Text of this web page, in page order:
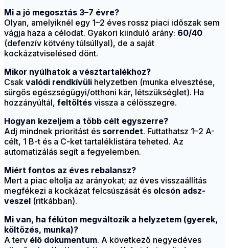
Mi a jó megosztás 3–7 évre?
Olyan, amelyiknél egy 1–2 éves rossz piaci időszak sem
vágja haza a célodat. Gyakori kiinduló arány: 60/40
(defenzív kötvény túlsúllyal), de a saját
kockázatviselésed dönt.
Mikor nyúlhatok a vésztartalékhoz?
Csak valódi rendkívüli helyzetben (munka elvesztése,
sürgős egészségügyi/otthoni kár, létszükséglet). Ha
hozzányúltál, feltöltés vissza a célösszegre.
Hogyan kezeljem a több célt egyszerre?
Adj mindnek prioritást és sorrendet. Futtathatsz 1–2 A-
célt, 1 B-t és a C-ket tartaléklistára teheted. Az
automatizálás segít a fegyelemben.
Miért fontos az éves rebalansz?
Mert a piac eltolja az arányokat; az éves visszaállítás
megfékezi a kockázat felcsúszását és olcsón adsz-
veszel (ritkábban).
Mi van, ha félúton megváltozik a helyzetem (gyerek,
költözés, munka)?
A terv élő dokumentum. A következő negyedéves